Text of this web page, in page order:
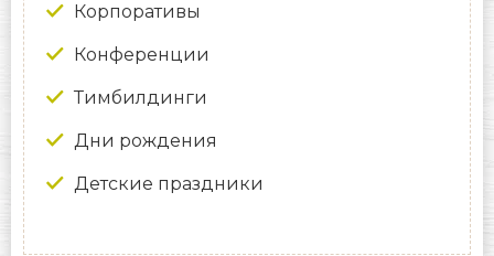
Корпоративы
Конференции
Тимбилдинги
Дни рождения
Детские праздники